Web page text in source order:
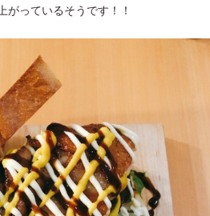
がっているそうです！！